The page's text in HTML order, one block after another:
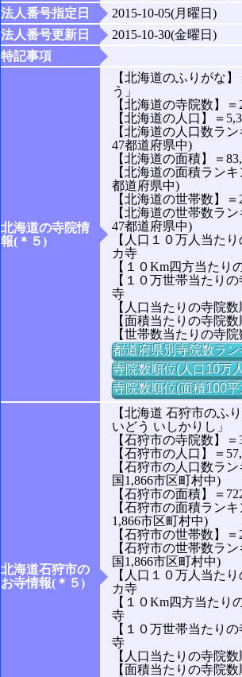
法人番号指定日
2015-10-05(月曜日)
法人番号更新日
2015-10-30(金曜日)
特記事項
北海道の寺院情
報(＊５)
【北海道のふりがな
う」
【北海道の寺院数】＝
【北海道の人口】＝
【北海道の人口数ラ
47都道府県中)
【北海道の面積】＝
【北海道の面積ラン
都道府県中)
【北海道の世帯数】＝
【北海道の世帯数ラ
47都道府県中)
【人口１０万人当た
カ寺
【１０Km四方当たり
【１０万世帯当たり
寺
【人口当たりの寺院
【面積当たりの寺院
【世帯数当たりの寺
都道府県別寺院数ラ
寺院数順位(人口10万
寺院数順位(面積100
北海道石狩市の
お寺情報(＊５)
【北海道 石狩市のふ
いどう いしかりし」
【石狩市の寺院数】
【石狩市の人口】＝
【石狩市の人口数ラ
国1,866市区町村中)
【石狩市の面積】＝
【石狩市の面積ラン
1,866市区町村中)
【石狩市の世帯数】＝
【石狩市の世帯数ラ
国1,866市区町村中)
【人口１０万人当た
カ寺
【１０Km四方当たり
寺
【１０万世帯当たり
寺
【人口当たりの寺院
【面積当たりの寺院